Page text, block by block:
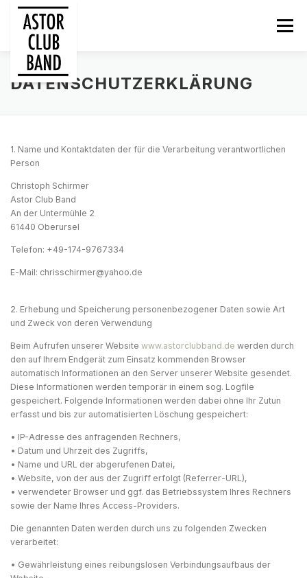
springen
Menü
ABOUT MUSIC PICS LIVE
DATENSCHUTZERKLÄRUNG
1. Name und Kontaktdaten der für die Verarbeitung verantwortlichen
Person
Christoph Schirmer
Astor Club Band
An der Untermühle 2
61440 Oberursel
Telefon: +49-174-9767334
E-Mail: chrisschirmer@yahoo.de
2. Erhebung und Speicherung personenbezogener Daten sowie Art
und Zweck von deren Verwendung
Beim Aufrufen unserer Website www.astorclubband.de werden durch
den auf Ihrem Endgerät zum Einsatz kommenden Browser
automatisch Informationen an den Server unserer Website gesendet.
Diese Informationen werden temporär in einem sog. Logfile
gespeichert. Folgende Informationen werden dabei ohne Ihr Zutun
erfasst und bis zur automatisierten Löschung gespeichert:
• IP-Adresse des anfragenden Rechners,
• Datum und Uhrzeit des Zugriffs,
• Name und URL der abgerufenen Datei,
• Website, von der aus der Zugriff erfolgt (Referrer-URL),
• verwendeter Browser und ggf. das Betriebssystem Ihres Rechners
sowie der Name Ihres Access-Providers.
Die genannten Daten werden durch uns zu folgenden Zwecken
verarbeitet:
• Gewährleistung eines reibungslosen Verbindungsaufbaus der